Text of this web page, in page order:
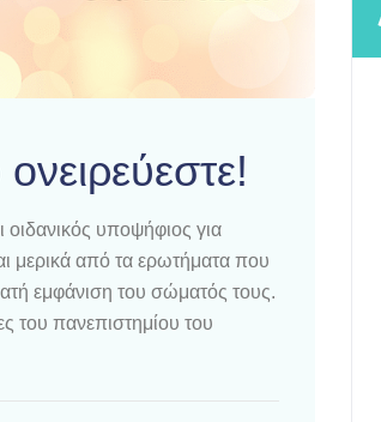
οιδανικός υποψήφιος για
μερικά από τα ερωτήματα που
εμφάνιση του σώματός τους.
του πανεπιστημίου του